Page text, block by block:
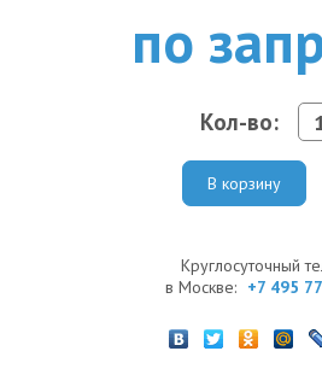
по
Кол-во:
В корзину
Круглосуточный
в Москве: +7 495